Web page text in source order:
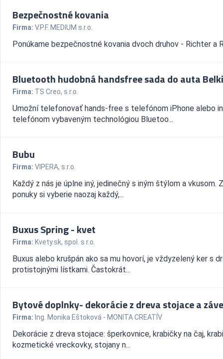
Bezpečnostné kovania
Firma: V.P.F. MEDIUM s.r.o.
Ponúkame bezpečnostné kovania dvoch druhov - Richter a
Bluetooth hudobná handsfree sada do auta
Firma: TS Creo, s.r.o.
Umožní telefonovať hands-free s telefónom iPhone alebo
telefónom vybaveným technológiou Bluetoo...
Bubu
Firma: VIPERA, s.r.o.
Každý z nás je úplne iný, jedinečný s iným štýlom a vkusom.
ponuky si vyberie naozaj každý,...
Buxus Spring - kvet
Firma: Kvety.sk, spol. s r.o.
Buxus alebo krušpán ako sa mu hovorí, je vždyzelený ker s
protistojnými lístkami. Častokrát...
Bytové doplnky- dekorácie z dreva stojace a
Firma: Ing. Monika Eštoková - MONITA CREATÍV
Dekorácie z dreva stojace: šperkovnice, krabičky na čaj,
kozmetické vreckovky, stojany n...